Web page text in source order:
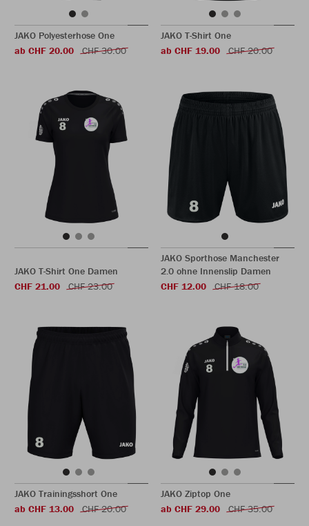
JAKO Polyesterhose One
ab CHF 20.00
CHF 30.00
JAKO T-Shirt One
ab CHF 19.00
CHF 20.00
JAKO T-Shirt One Damen
CHF 21.00
CHF 23.00
JAKO Sporthose Manchester
2.0 ohne Innenslip Damen
CHF 12.00
CHF 18.00
JAKO Trainingsshort One
ab CHF 13.00
CHF 20.00
JAKO Ziptop One
ab CHF 29.00
CHF 35.00